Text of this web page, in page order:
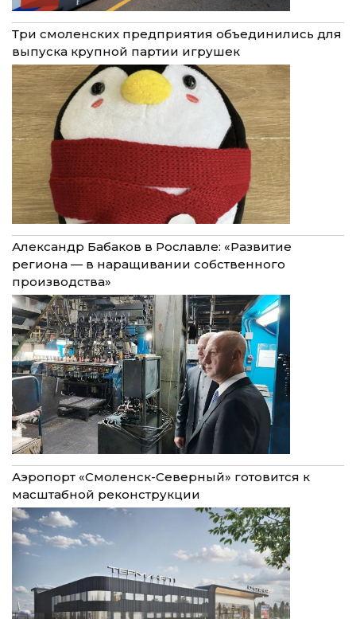
Три смоленских предприятия объединились для
выпуска крупной партии игрушек
Александр Бабаков в Рославле: «Развитие
региона — в наращивании собственного
производства»
Аэропорт «Смоленск-Северный» готовится к
масштабной реконструкции